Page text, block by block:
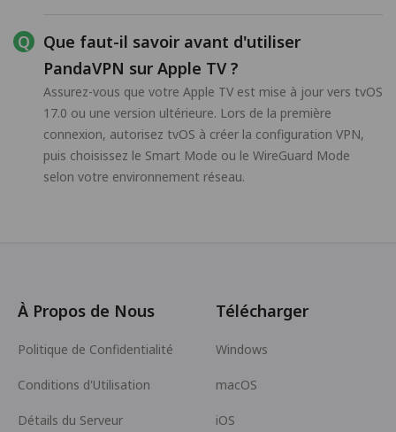
Que faut-il savoir avant d'utiliser
PandaVPN sur Apple TV ?
Assurez-vous que votre Apple TV est mise à jour vers tvOS
17.0 ou une version ultérieure. Lors de la première
connexion, autorisez tvOS à créer la configuration VPN,
puis choisissez le Smart Mode ou le WireGuard Mode
selon votre environnement réseau.
À Propos de Nous
Politique de Confidentialité
Conditions d'Utilisation
Détails du Serveur
Télécharger
Windows
macOS
iOS